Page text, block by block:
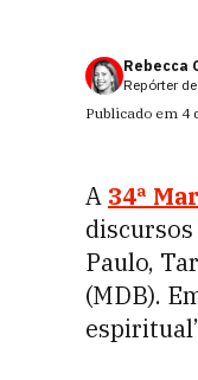
Rebecca
Repórter
Publicado em 4
A 34ª
Paulo,
(MDB).